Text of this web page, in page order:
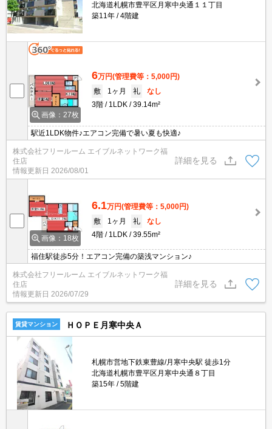
北海道札幌市豊平区月寒中央通１１丁目
築11年
4階建
画像：27枚
6万円(管理費等：5,000円)
敷
1ヶ月 礼
なし
3階
1LDK 39.14m²
駅近1LDK物件♪エアコン完備で暑い夏も快適♪
株式会社フリールーム エイブルネットワーク福
住店
情報更新日 2026/08/01
詳細を見る
画像：18枚
6.1万円(管理費等：5,000円)
敷
1ヶ月 礼
なし
4階
1LDK 39.55m²
福住駅徒歩5分！エアコン完備の築浅マンション♪
株式会社フリールーム エイブルネットワーク福
住店
情報更新日 2026/07/29
詳細を見る
賃貸マンション ＨＯＰＥ月寒中央Ａ
札幌市営地下鉄東豊線/月寒中央駅 徒歩1分
北海道札幌市豊平区月寒中央通８丁目
築15年
5階建